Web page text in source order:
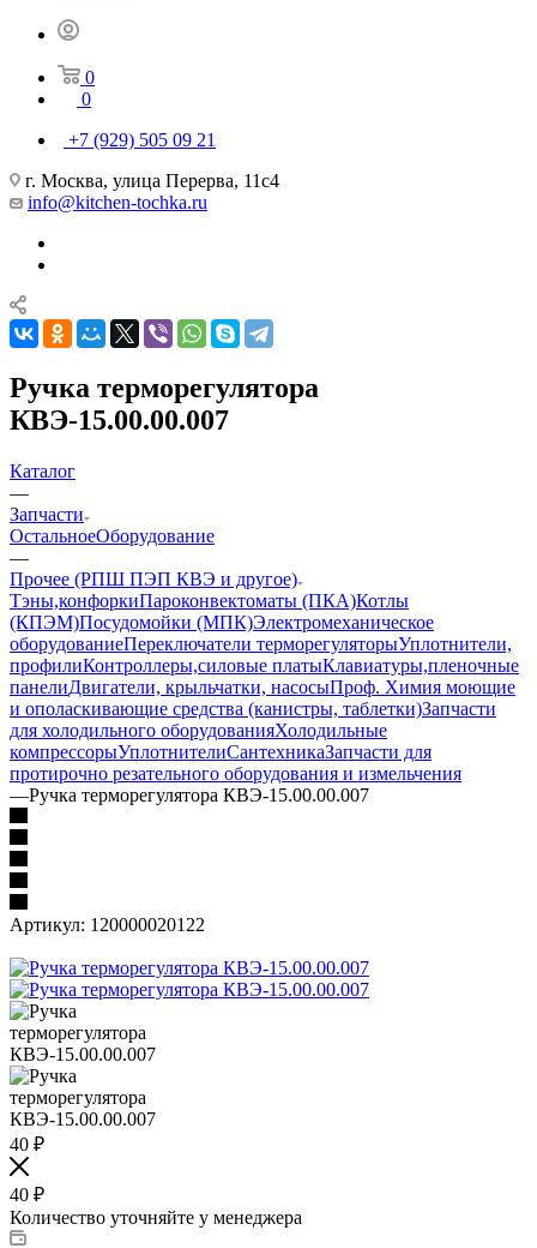
0
0
+7 (929) 505 09 21
г. Москва, улица Перерва, 11с4
info@kitchen-tochka.ru
Ручка терморегулятора
КВЭ-15.00.00.007
Каталог
—
Запчасти
ОстальноеОборудование
—
Прочее (РПШ ПЭП КВЭ и другое)
Тэны,конфоркиПароконвектоматы (ПКА)Котлы
(КПЭМ)Посудомойки (МПК)Электромеханическое
оборудованиеПереключатели терморегуляторыУплотнители,
профилиКонтроллеры,силовые платыКлавиатуры,пленочные
панелиДвигатели, крыльчатки, насосыПроф. Химия моющие
и ополаскивающие средства (канистры, таблетки)Запчасти
для холодильного оборудованияХолодильные
компрессорыУплотнителиСантехникаЗапчасти для
протирочно резательного оборудования и измельчения
—Ручка терморегулятора КВЭ-15.00.00.007
Артикул: 120000020122
40 ₽
40 ₽
Количество уточняйте у менеджера